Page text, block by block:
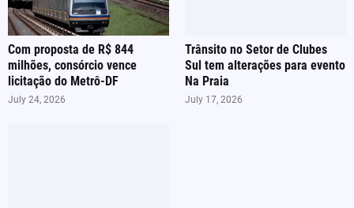
Com proposta de R$ 844
milhões, consórcio vence
licitação do Metrô-DF
July 24, 2026
Trânsito no Setor de Clubes
Sul tem alterações para evento
Na Praia
July 17, 2026